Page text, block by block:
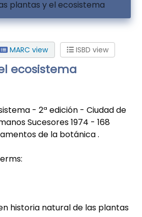
plantas y el ecosistema
MARC view ISBD view
ecosistema
- 2ª edición - Ciudad de
Sucesores 1974 - 168
de la botánica .
historia natural de las plantas